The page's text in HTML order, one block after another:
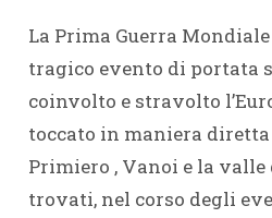
La Prima Guerra
tragico evento di portata
coinvolto e stravolto
toccato in maniera
Primiero , Vanoi e la valle
trovati, nel corso degli